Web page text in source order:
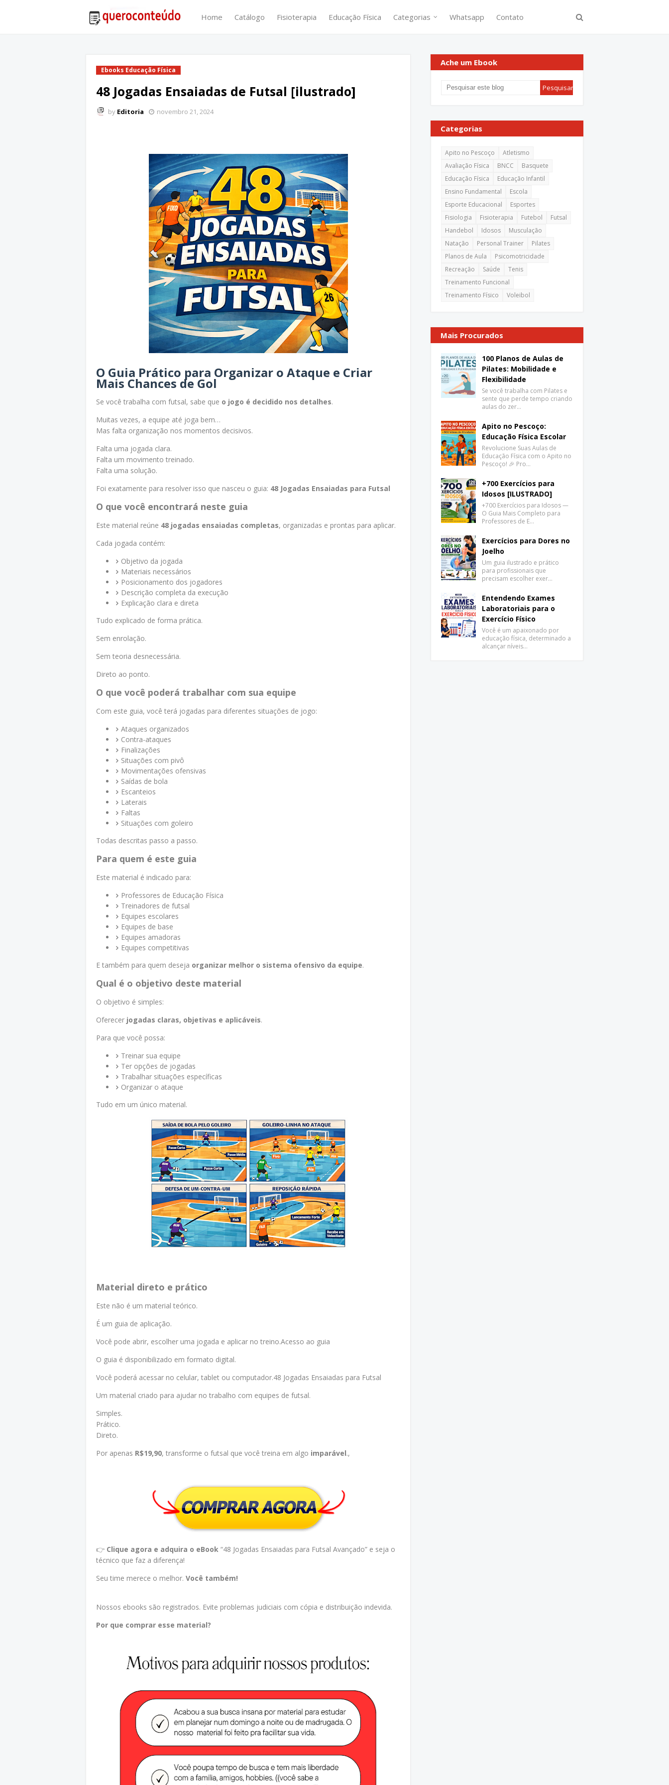
Home Catálogo Fisioterapia Educação Física Categorias Whatsapp Contato
Ebooks Educação Física
48 Jogadas Ensaiadas de Futsal [ilustrado]
by Editoria novembro 21, 2024
O Guia Prático para Organizar o Ataque e Criar
Mais Chances de Gol
Se você trabalha com futsal, sabe que o jogo é decidido nos detalhes.
Muitas vezes, a equipe até joga bem…
Mas falta organização nos momentos decisivos.
Falta uma jogada clara.
Falta um movimento treinado.
Falta uma solução.
Foi exatamente para resolver isso que nasceu o guia: 48 Jogadas Ensaiadas para Futsal
O que você encontrará neste guia
Este material reúne 48 jogadas ensaiadas completas, organizadas e prontas para aplicar.
Cada jogada contém:
Objetivo da jogada
Materiais necessários
Posicionamento dos jogadores
Descrição completa da execução
Explicação clara e direta
Tudo explicado de forma prática.
Sem enrolação.
Sem teoria desnecessária.
Direto ao ponto.
O que você poderá trabalhar com sua equipe
Com este guia, você terá jogadas para diferentes situações de jogo:
Ataques organizados
Contra-ataques
Finalizações
Situações com pivô
Movimentações ofensivas
Saídas de bola
Escanteios
Laterais
Faltas
Situações com goleiro
Todas descritas passo a passo.
Para quem é este guia
Este material é indicado para:
Professores de Educação Física
Treinadores de futsal
Equipes escolares
Equipes de base
Equipes amadoras
Equipes competitivas
E também para quem deseja organizar melhor o sistema ofensivo da equipe.
Qual é o objetivo deste material
O objetivo é simples:
Oferecer jogadas claras, objetivas e aplicáveis.
Para que você possa:
Treinar sua equipe
Ter opções de jogadas
Trabalhar situações específicas
Organizar o ataque
Tudo em um único material.
Material direto e prático
Este não é um material teórico.
É um guia de aplicação.
Você pode abrir, escolher uma jogada e aplicar no treino.Acesso ao guia
O guia é disponibilizado em formato digital.
Você poderá acessar no celular, tablet ou computador.48 Jogadas Ensaiadas para Futsal
Um material criado para ajudar no trabalho com equipes de futsal.
Simples.
Prático.
Direto.
Por apenas R$19,90, transforme o futsal que você treina em algo imparável.,
👉 Clique agora e adquira o eBook “48 Jogadas Ensaiadas para Futsal Avançado” e seja o
técnico que faz a diferença!
Seu time merece o melhor. Você também!
Nossos ebooks são registrados. Evite problemas judiciais com cópia e distribuição indevida.
Por que comprar esse material?
Ache um Ebook
Categorias
Apito no Pescoço
Atletismo
Avaliação Física
BNCC
Basquete
Educação Física
Educação Infantil
Ensino Fundamental
Escola
Esporte Educacional
Esportes
Fisiologia
Fisioterapia Futebol
Futsal
Handebol
Idosos
Musculação
Natação
Personal Trainer
Pilates
Planos de Aula
Psicomotricidade
Recreação
Saúde
Tenis
Treinamento Funcional
Treinamento Físico
Voleibol
Mais Procurados
100 Planos de Aulas de
Pilates: Mobilidade e
Flexibilidade
Se você trabalha com Pilates e
sente que perde tempo criando
aulas do zer…
Apito no Pescoço:
Educação Física Escolar
Revolucione Suas Aulas de
Educação Física com o Apito no
Pescoço! 🎉 Pro…
+700 Exercícios para
Idosos [ILUSTRADO]
+700 Exercícios para Idosos —
O Guia Mais Completo para
Professores de E…
Exercícios para Dores no
Joelho
Um guia ilustrado e prático
para profissionais que
precisam escolher exer…
Entendendo Exames
Laboratoriais para o
Exercício Físico
Você é um apaixonado por
educação física, determinado a
alcançar níveis…